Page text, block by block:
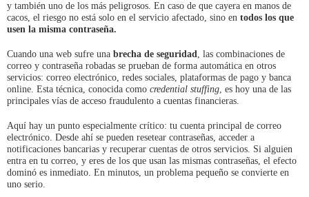
y también uno de los más peligrosos. En caso de que cayera en manos de
cacos, el riesgo no está solo en el servicio afectado, sino en todos los que
usen la misma contraseña.
Cuando una web sufre una brecha de seguridad, las combinaciones de
correo y contraseña robadas se prueban de forma automática en otros
servicios: correo electrónico, redes sociales, plataformas de pago y banca
online. Esta técnica, conocida como credential stuffing, es hoy una de las
principales vías de acceso fraudulento a cuentas financieras.
Aquí hay un punto especialmente crítico: tu cuenta principal de correo
electrónico. Desde ahí se pueden resetear contraseñas, acceder a
notificaciones bancarias y recuperar cuentas de otros servicios. Si alguien
entra en tu correo, y eres de los que usan las mismas contraseñas, el efecto
dominó es inmediato. En minutos, un problema pequeño se convierte en
uno serio.